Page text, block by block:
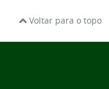
Voltar para o topo